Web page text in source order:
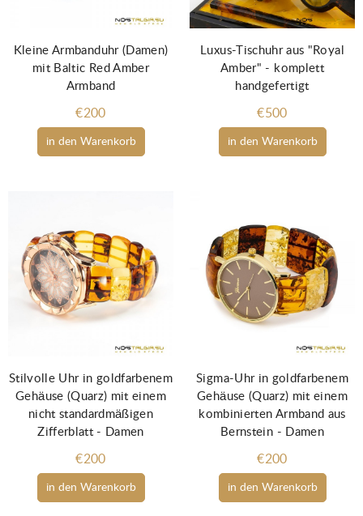
in den Warenkorb
Kleine Armbanduhr (Damen)
mit Baltic Red Amber
Armband
€200
in den Warenkorb
Luxus-Tischuhr aus "Royal
Amber" - komplett
handgefertigt
€500
in den Warenkorb
Stilvolle Uhr in goldfarbenem
Gehäuse (Quarz) mit einem
nicht standardmäßigen
Zifferblatt - Damen
€200
in den Warenkorb
Sigma-Uhr in goldfarbenem
Gehäuse (Quarz) mit einem
kombinierten Armband aus
Bernstein - Damen
€200